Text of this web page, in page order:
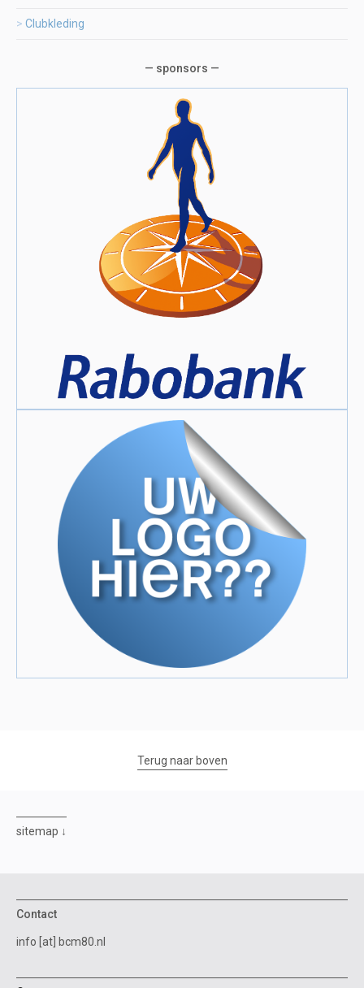
Clubkleding
— sponsors —
Terug naar boven
sitemap
Contact
info [at] bcm80.nl